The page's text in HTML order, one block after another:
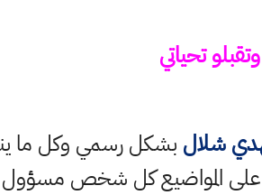
وتقبلو تحياتي
شلال بشكل رسمي وكل ما
المواضيع كل شخص مسؤول